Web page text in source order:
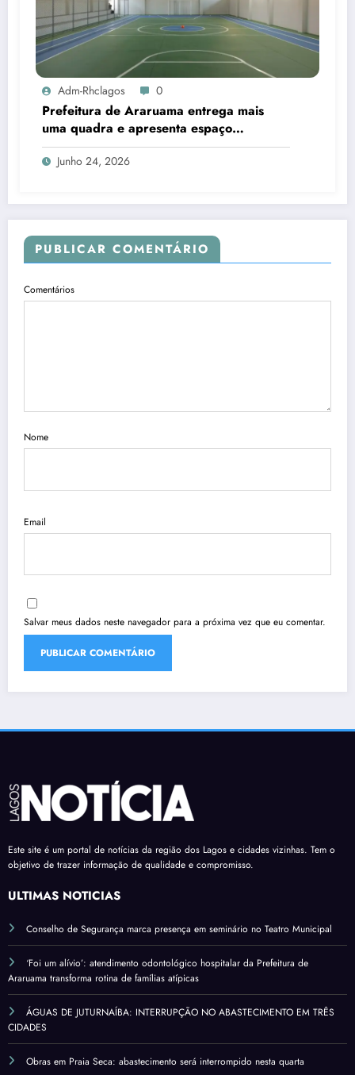
Adm-Rhclagos 0
Prefeitura de Araruama entrega mais
uma quadra e apresenta espaço
poliesportivo na Escola Municipal Orlando
DiasJunho 24, 2026
PUBLICAR COMENTÁRIO
Comentários
Nome
Email
Salvar meus dados neste navegador para a próxima vez que eu comentar.
Este site é um portal de notícias da região dos Lagos e cidades vizinhas. Tem o
objetivo de trazer informação de qualidade e compromisso.
ÚLTIMAS NOTÍCIAS
Conselho de Segurança marca presença em seminário no Teatro Municipal
‘Foi um alívio’: atendimento odontológico hospitalar da Prefeitura de
Araruama transforma rotina de famílias atípicas
ÁGUAS DE JUTURNAÍBA: INTERRUPÇÃO NO ABASTECIMENTO EM TRÊS
CIDADES
Obras em Praia Seca: abastecimento será interrompido nesta quarta